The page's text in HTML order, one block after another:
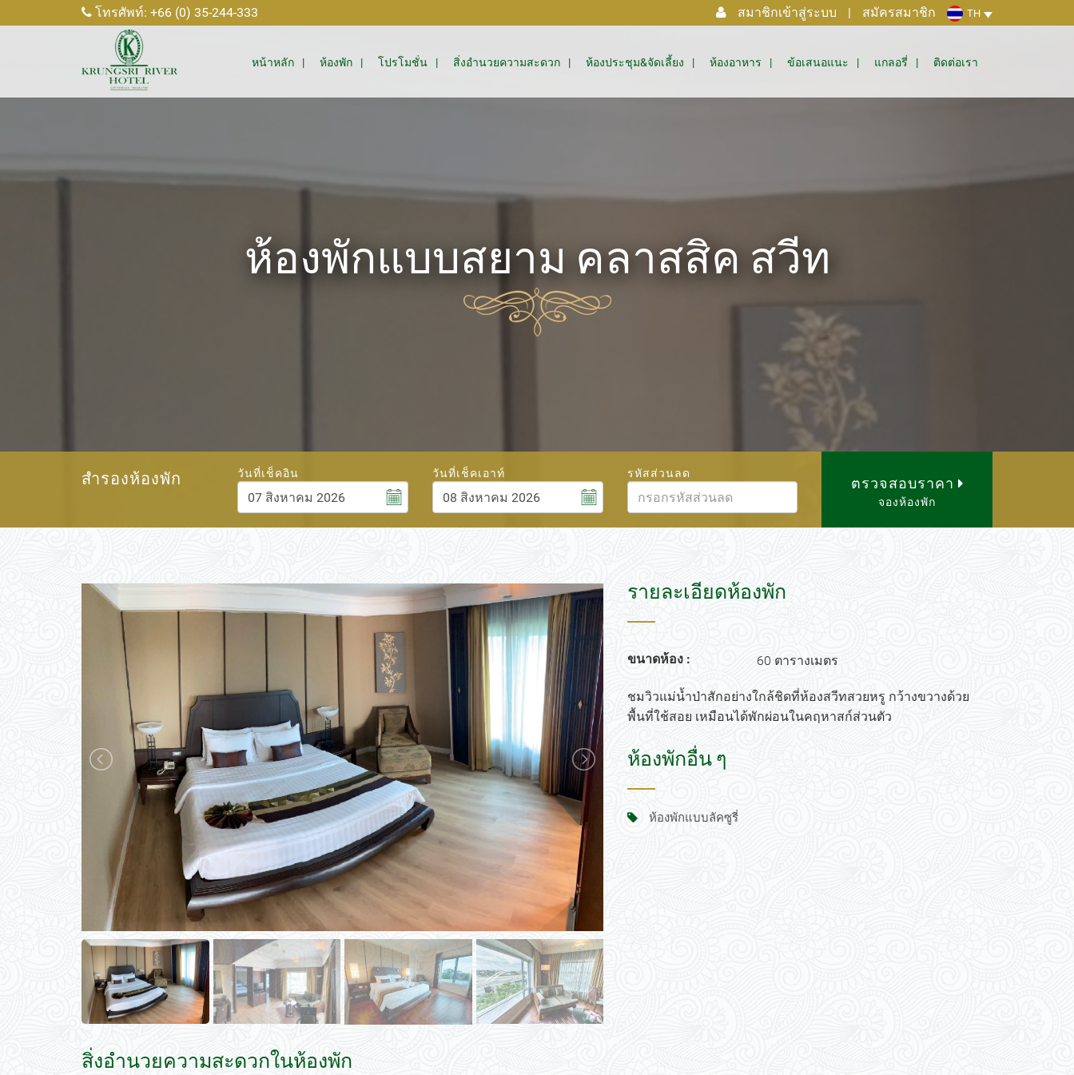
โทรศัพท์: +66 (0) 35-244-333 สมาชิกเข้าสู่ระบบ | สมัครสมาชิก TH
หน้าหลัก ห้องพัก โปรโมชั่น สิ่งอำนวยความสะดวก ห้องประชุม&จัดเลี้ยง ห้องอาหาร ข้อเสนอแนะ แกลอรี่ ติดต่อเรา
ห้องพักแบบสยาม คลาสสิค สวีท
สำรองห้องพัก วันที่เช็คอิน
สิงหาคม
2 3 4 5 7 8
9 10 11 12 13 14 15
22
27 29
30 31 1 3 5
วันนี้ ลบ ปิด
วันที่เช็คเอาท์
สิงหาคม
3 4 5 7 8
9 10 11 12 13 14 15
16 17 18 19 20 21 22
23 24 25 27 28 29
30 3 4 5
ลบ ปิด
รหัสส่วนลด
ตรวจสอบราคา
จองห้องพัก
รายละเอียดห้องพัก
ขนาดห้อง : 60 ตารางเมตร
ชมวิวแม่น้ำป่าสักอย่างใกล้ชิดที่ห้องสวีทสวยหรู กว้างขวางด้วย
พื้นที่ใช้สอย เหมือนได้พักผ่อนในคฤหาสก์ส่วนตัว
ห้องพักอื่น ๆ
ห้องพักแบบลัคซูรี่
สิ่งอำนวยความสะดวกในห้องพัก